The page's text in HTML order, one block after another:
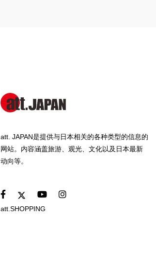
att. JAPAN是提供与日本相关的各种类型的信息的
网站。内容涵盖旅游、观光、文化以及日本最新
动向等。
att.SHOPPING